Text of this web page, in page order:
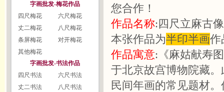
字画批发-梅花作品
四尺梅花
六尺梅花
丈二梅花
八尺梅花
条屏梅花
对开梅花
其他梅花
字画批发-书法作品
四尺书法
六尺书法
丈二书法
八尺书法
您合作！
作品名称:四尺立麻古像
本张作品为半印半画作
作品寓意:《麻姑献寿
于北京故宫博物院藏
民间年画的常见题材